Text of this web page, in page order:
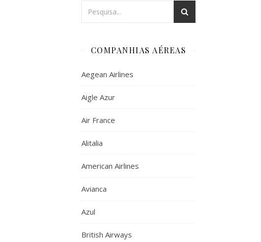
COMPANHIAS AÉREAS
Aegean Airlines
Aigle Azur
Air France
Alitalia
American Airlines
Avianca
Azul
British Airways